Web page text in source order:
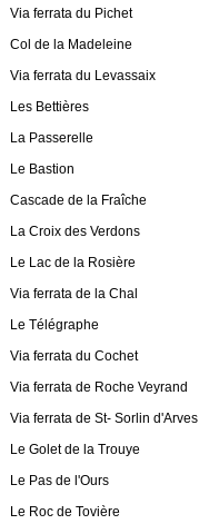
Via ferrata du Pichet
Col de la Madeleine
Via ferrata du Levassaix
Les Bettières
La Passerelle
Le Bastion
Cascade de la Fraîche
La Croix des Verdons
Le Lac de la Rosière
Via ferrata de la Chal
Le Télégraphe
Via ferrata du Cochet
Via ferrata de Roche Veyrand
Via ferrata de St- Sorlin d'Arves
Le Golet de la Trouye
Le Pas de l'Ours
Le Roc de Tovière